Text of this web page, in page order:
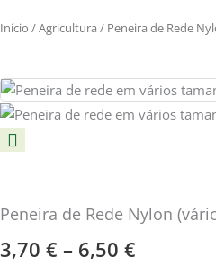
Início /Agricultura / Peneira de Rede
Peneira de Rede Nylon
3,70 € – 6,50 €